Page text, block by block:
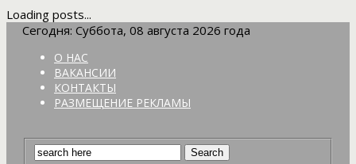
Loading posts...
Сегодня: Суббота, 08 августа 2026 года
О НАС
ВАКАНСИИ
КОНТАКТЫ
РАЗМЕЩЕНИЕ РЕКЛАМЫ